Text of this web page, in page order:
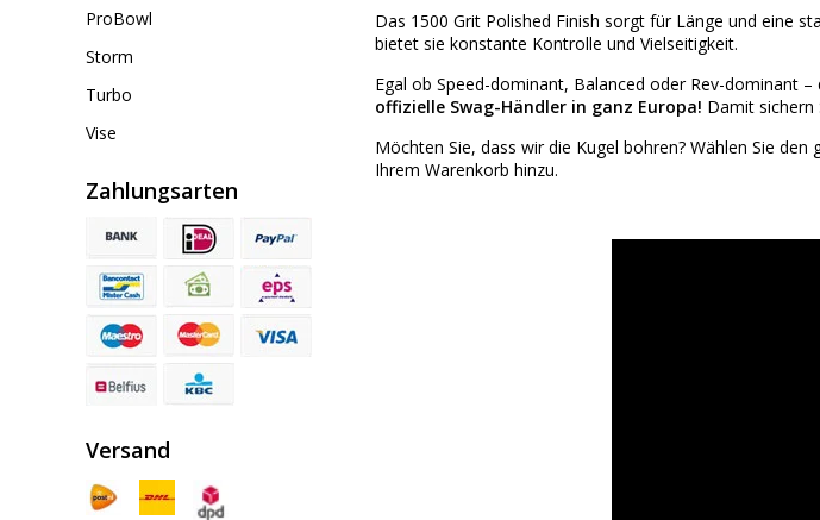
ProBowl
Storm
Turbo
Vise
Zahlungsarten
Versand
Das 1500 Grit Polished Finish sorgt für Länge und eine
bietet sie konstante Kontrolle und Vielseitigkeit.
Egal ob Speed-dominant, Balanced oder Rev-dominant
offizielle Swag-Händler in ganz Europa! Damit sichern
Möchten Sie, dass wir die Kugel bohren? Wählen Sie den
Ihrem Warenkorb hinzu.